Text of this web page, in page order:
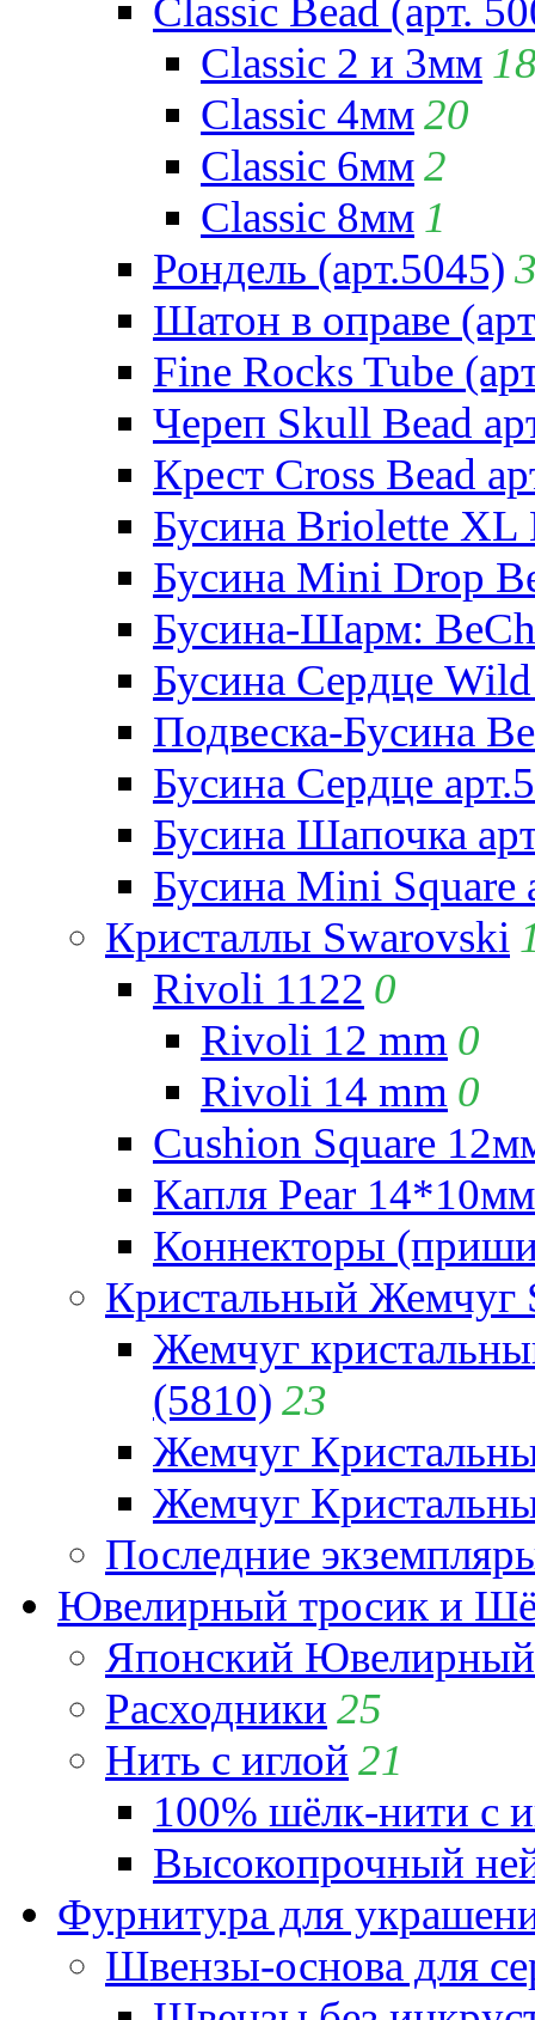
Classic Bead (арт.
Classic 2 и 3мм
Classic 4мм20
Classic 6мм2
Classic 8мм 1
Рондель (арт.5045)
Шатон в оправе
Fine Rocks Tube
Череп Skull Bead
Крест Cross Bead
Бусина Briolette XL
Бусина Mini Drop
Бусина-Шарм:
Бусина Сердце
Подвеска-Бусина
Бусина Сердце
Бусина Шапочка
Бусина Mini Square
Кристаллы Swarovski
Rivoli 1122 0
Rivoli 12 mm 0
Rivoli 14 mm 0
Cushion Square
Капля Pear
Коннекторы
Кристальный Жемчуг
Жемчуг
(5810) 23
Жемчуг
Жемчуг
Последние
Ювелирный тросик и
Японский
Расходники 25
Нить с иглой 21
100% шёлк-нити с
Высокопрочный
Фурнитура для
Швензы-основа для